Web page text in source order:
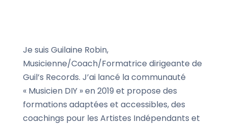
Je suis Guilaine Robin,
Musicienne/Coach/Formatrice dirigeante de
Guil’s Records. J’ai lancé la communauté
« Musicien DIY » en 2019 et propose des
formations adaptées et accessibles, des
coachings pour les Artistes Indépendants et